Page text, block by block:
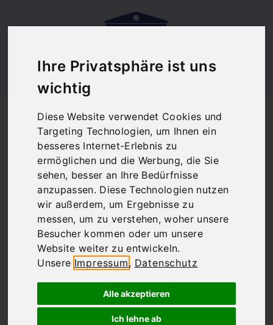
Ihre Privatsphäre ist uns
wichtig
Diese Website verwendet Cookies und
Targeting Technologien, um Ihnen ein
besseres Internet-Erlebnis zu
ermöglichen und die Werbung, die Sie
sehen, besser an Ihre Bedürfnisse
anzupassen. Diese Technologien nutzen
wir außerdem, um Ergebnisse zu
messen, um zu verstehen, woher unsere
Besucher kommen oder um unsere
Website weiter zu entwickeln.
Unsere Impressum, Datenschutz
Alle akzeptieren
Ich lehne ab
Reiseberatung für Ihre Reise nach Athen
Reiseberatung für
Ihre Reise nach
Athen
There are no posts matching your selection.